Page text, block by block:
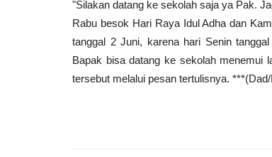
"Silakan datang ke sekolah saja ya Pak.
Rabu besok Hari Raya Idul Adha dan
tanggal 2 Juni, karena hari Senin
Bapak bisa datang ke sekolah menemui
tersebut melalui pesan tertulisnya.